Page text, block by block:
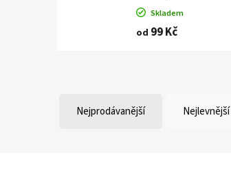
Skladem
od 99 Kč
Nejprodávanější Nejlevnější